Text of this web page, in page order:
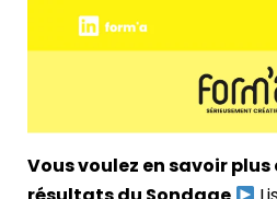
Vous voulez en savoir plus